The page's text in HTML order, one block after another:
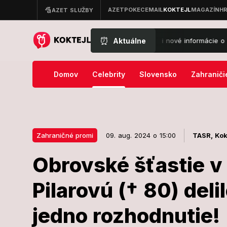
⏰ Aktuálne
neďaleko plynovodu: Von sa dostali nové informácie o drone, ktorý
Domov Celebrity Slovensko
Zahraničné promi 09. aug. 2024 o 15:00 TASR,
Obrovské šťastie
Pilarovú († 80)
jedno rozhodnutie!
Zahraničné promi
Obrovské